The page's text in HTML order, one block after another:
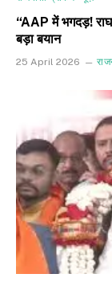
“AAP में भगदड़!
बड़ा बयान
25 April 2026